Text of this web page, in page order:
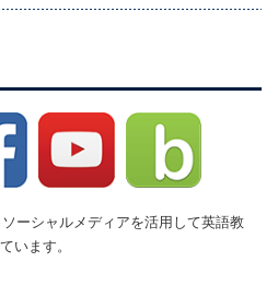
ーシャルメディアを活用して英語教
います。